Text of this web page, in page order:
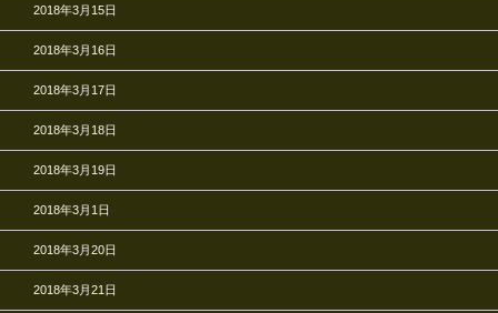
2018年3月15日
2018年3月16日
2018年3月17日
2018年3月18日
2018年3月19日
2018年3月1日
2018年3月20日
2018年3月21日